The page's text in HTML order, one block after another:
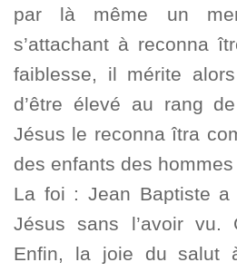
par là même un
s’attachant à reconna
faiblesse, il mérite
d’être élevé au rang
Jésus le reconna îtra
des enfants des
La foi : Jean Baptiste
Jésus sans l’avoir vu.
Enfin, la joie du salut